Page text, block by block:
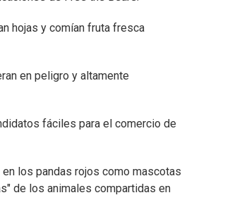
hojas y comían fruta fresca
en peligro y altamente
fáciles para el comercio de
los pandas rojos como mascotas
de los animales compartidas en